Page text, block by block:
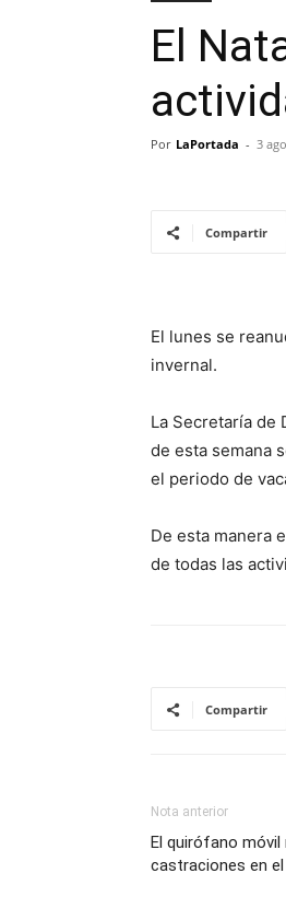
El
Por LaPortada - 3
Compartir
El lunes se
invernal.
La Secretaría de
de esta semana
el periodo de
De esta manera
de todas las
Compartir
Nota anterior
El quirófano móvil
castraciones en